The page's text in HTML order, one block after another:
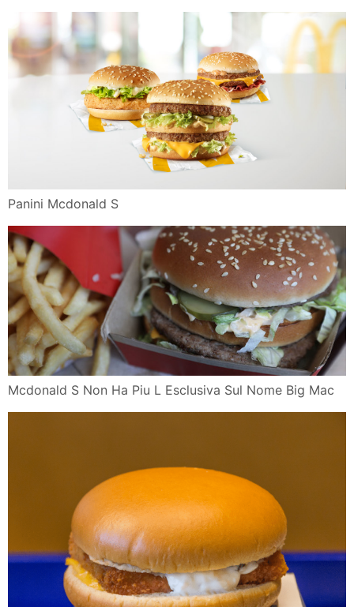
Panini Mcdonald S
Mcdonald S Non Ha Piu L Esclusiva Sul Nome Big Mac